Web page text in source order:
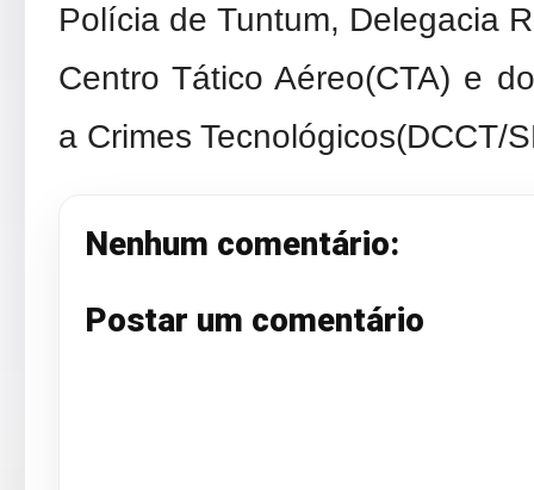
Polícia de Tuntum, Delegacia
Centro Tático Aéreo(CTA) e
a Crimes Tecnológicos(DCCT/
Nenhum comentário:
Postar um comentário